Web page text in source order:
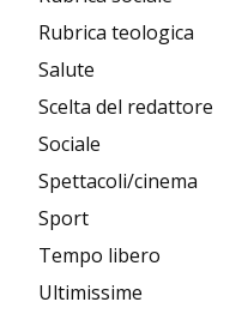
Rubrica teologica
Salute
Scelta del redattore
Sociale
Spettacoli/cinema
Sport
Tempo libero
Ultimissime